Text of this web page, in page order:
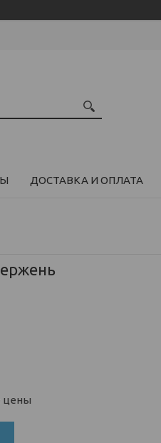
ДОСТАВКА И ОПЛАТА
цены